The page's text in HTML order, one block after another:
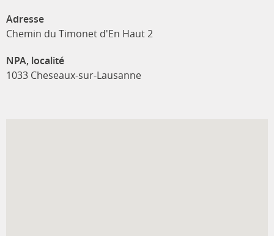
Adresse
Chemin du Timonet d'En Haut 2
NPA, localité
1033 Cheseaux-sur-Lausanne